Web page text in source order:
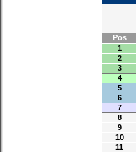
Pos
1
2
3
4
5
6
7
8
9
10
11